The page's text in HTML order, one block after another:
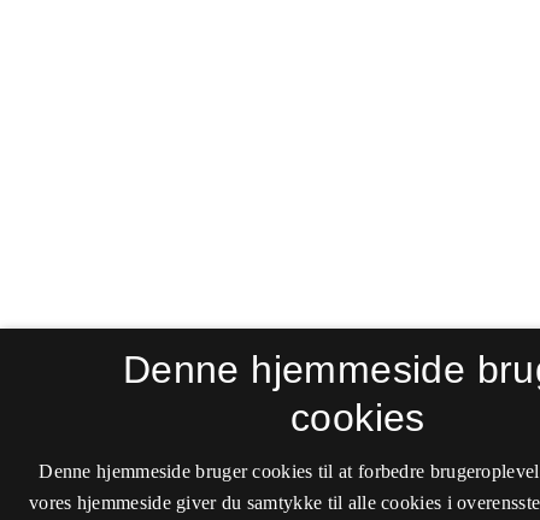
Denne hjemmeside
cookies
Denne hjemmeside bruger cookies til at forbedre
vores hjemmeside giver du samtykke til alle cookies i